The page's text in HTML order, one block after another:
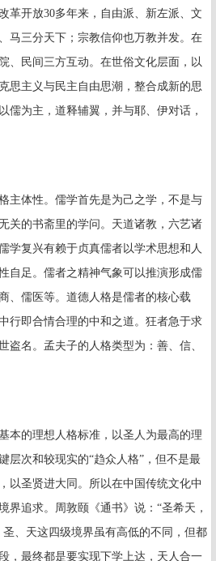
革开放30多年来，自由派、新左派、文
马三分天下；宗教信仰也万教并发。在
、民间三方互动。在世俗文化层面，以
思主义与民主自由思潮，整合成新的思
儒为主，道释辅翼，并与耶、伊对话，
主体性。儒学首先是为己之学，不是与
关的书斋里的学问。天道诸教，六艺诸
学复兴有赖于贞真儒者以学术思想和人
自足。儒者之精神气象可以推演形成儒
、儒医等。道德人格是儒者的核心载
行即合情合理的中和之道。狂者急于求
盗名。孟夫子的人格类型为：善、信、
本的理想人格标准，以圣人为最高的理
层次和较现实的“趋众人格”，但不是最
以圣贤进大同。所以在中国传统文化中
界追求。周敦颐《通书》说：“圣希天，
、天这四级境界虽有高低的不同，但都
，最终都是要实现下学上达，天人合一